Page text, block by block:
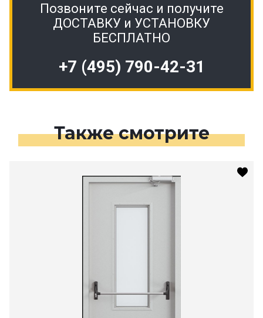
Позвоните сейчас и получите
ДОСТАВКУ и УСТАНОВКУ
БЕСПЛАТНО
+7 (495) 790-42-31
Также смотрите